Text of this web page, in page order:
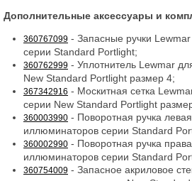
Дополнительные аксессуары и
360767099 - Запасные ручки
серии Standard Portlight;
360762999 - Уплотнитель Lewmar
New Standard Portlight размер 4;
367342916 - Москитная сетка
серии New Standard Portlight
360003990 - Поворотная ручка
иллюминаторов серии Standard
360002990 - Поворотная ручка
иллюминаторов серии Standard
360754009 - Запасное акриловое